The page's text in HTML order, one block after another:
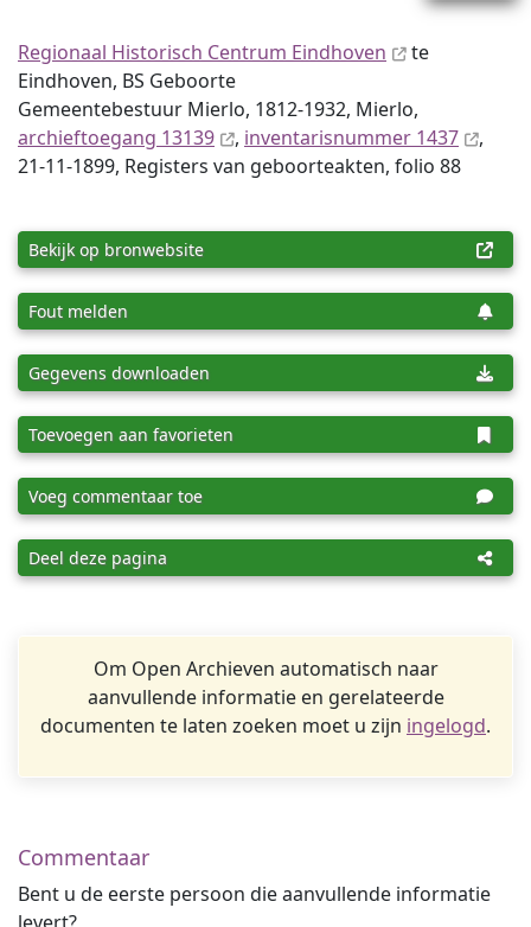
Regionaal Historisch Centrum Eindhoven
te
Eindhoven, BS Geboorte
Gemeentebestuur Mierlo, 1812-1932, Mierlo,
archieftoegang 13139
, inventaris­num­mer 1437
,
21-11-1899, Registers van geboorteakten, folio 88
Bekijk op bronwebsite
Fout melden
Gegevens downloaden
Toevoegen aan favorieten
Voeg commentaar toe
Deel deze pagina
Om Open Archieven automatisch naar
aanvullende informatie en gerelateerde
documenten te laten zoeken moet u zijn ingelogd.
Commentaar
Bent u de eerste persoon die aanvullende informatie